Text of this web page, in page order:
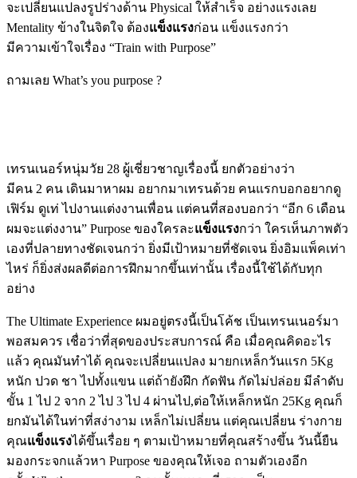
จะเปลี่ยนแปลงรูปร่างด้าน Physical ให้สำเร็จ อย่างแรงเลย
Mentality ข้างในจิตใจ ต้องแข็งแรงก่อน แข็งแรงกว่า
มีความเข้าใจเรื่อง “Train with Purpose”
ถามเลย What’s you purpose ?
เทรนเนอร์หนุ่มวัย 28 ผู้เชี่ยวชาญเรื่องนี้ ยกตัวอย่างว่า
มีคน 2 คน เดินมาหาผม อยากมาเทรนด้วย คนแรกบอกอยากดู
เฟิร์ม ดูเท่ ไปงานแต่งงานเพื่อน แต่คนที่สองบอกว่า “อีก 6 เดือน
ผมจะแต่งงาน” Purpose ของใครละแข็งแรงกว่า ใครเห็นภาพตัว
เองที่ปลายทางชัดเจนกว่า ยิ่งมีเป้าหมายที่ชัดเจน ยิ่งอิมแพ็คเท่า
ไหร่ ก็ยิ่งส่งผลดีต่อการฝึกมากขึ้นเท่านั้น เรื่องนี้ใช้ได้กับทุก
อย่าง
The Ultimate Experience ผมอยู่ตรงนี้เป็นโค้ช เป็นเทรนเนอร์มา
พอสมควร เชื่อว่าที่สุดของประสบการณ์ คือ เมื่อคุณคิดอะไร
แล้ว คุณมันทำได้ คุณจะเปลี่ยนแปลง มายกเหล็กวันแรก 5Kg
หนัก ปวด ชา ไปทั้งแขน แต่ถ้ายังฝึก กัดฟัน กัดไม่ปล่อย มีลำดับ
ขั้น 1 ไป 2 จาก 2 ไป 3 ไป 4 ผ่านไป,ต่อให้เหล็กหนัก 25Kg คุณก็
ยกมันได้ในท่าที่สง่างาม เหล็กไม่เปลี่ยน แต่คุณเปลี่ยน ร่างกาย
คุณแข็งแรงได้ขึ้นเรื่อย ๆ ตามเป้าหมายที่คุณสร้างขึ้น วันนี้ยืน
มองกระจกแล้วหา Purpose ของคุณให้เจอ ถามตัวเองอีก